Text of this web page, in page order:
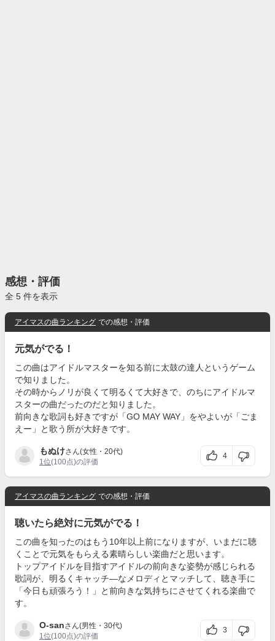
感想・評価
全 5 件を表示
アイマスの曲ランキング での感想・評価
元気がでる！
この曲はアイドルマスターを知る前に太鼓の達人というゲーム
で知りました。
その時からノリが良くて明るくて大好きで、のちにアイドルマ
スターの曲だったのだと知りました。
前向きな歌詞も好きですが「GO MAY WAY」をやよいが「ごま
えー」と歌う所が大好きです。
もぬけさん(女性・20代)
1位(100点)の評価
4
アイマスの曲ランキング での感想・評価
聴いたら絶対に元気がでる！
この曲を知ったのはもう10年以上前になりますが、いまだに聴
くことで元気をもらえる素晴らしい楽曲だと思います。
トップアイドルを目指すアイドルの前向きな姿勢が感じられる
歌詞が、明るくキャッチ―なメロディとマッチして、聴き手に
「今日も頑張ろう！」と前向きな気持ちにさせてくれる楽曲で
す。
O-sanさん(男性・30代)
1位(100点)の評価
3